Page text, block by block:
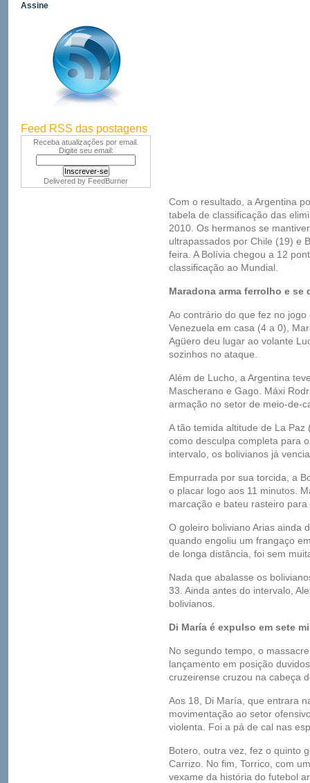
Assine
Feed RSS das postagens
Receba atualizações por email.
Digite seu email:
Delivered by FeedBurner
Com o resultado, a Argentina
tabela de classificação das
2010. Os hermanos se
ultrapassados por Chile (19) e
feira. A Bolívia chegou a 12
classificação ao Mundial.
Maradona arma ferrolho e se
Ao contrário do que fez no
Venezuela em casa (4 a 0),
Agüero deu lugar ao volante
sozinhos no ataque.
Além de Lucho, a Argentina
Mascherano e Gago. Máxi
armação no setor de meio-de-
A tão temida altitude de La
como desculpa completa para
intervalo, os bolivianos já
Empurrada por sua torcida, a
o placar logo aos 11 minutos.
marcação e bateu rasteiro
O goleiro boliviano Arias ainda
quando engoliu um frangaço
de longa distância, foi sem
Nada que abalasse os
33. Ainda antes do intervalo,
bolivianos.
Di María é expulso em sete
No segundo tempo, o
lançamento em posição
cruzeirense cruzou na cabeça
Aos 18, Di María, que entrara
movimentação ao setor
violenta. Foi a pá de cal nas
Botero, outra vez, fez o quinto
Carrizo. No fim, Torrico, com
vexame da história do futebol